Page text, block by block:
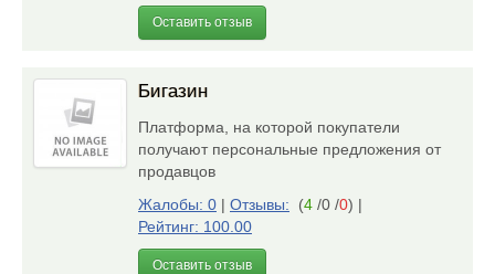
Оставить отзыв
Бигазин
Платформа, на которой покупатели
получают персональные предложения от
продавцов
Жалобы: 0 | Отзывы: (4 /0 /0) |
Рейтинг: 100.00
Оставить отзыв